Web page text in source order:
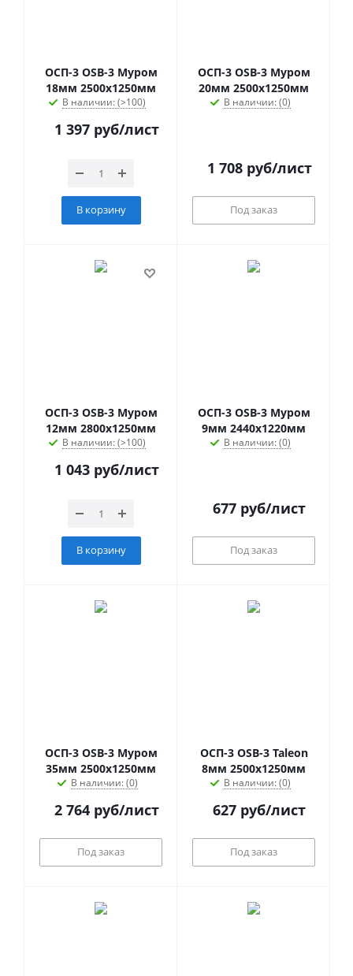
ОСП-3 OSB-3 Муром
18мм 2500х1250мм
В наличии: (>100)
1 397руб/лист
В корзину
ОСП-3 OSB-3 Муром
20мм 2500х1250мм
В наличии: (0)
1 708руб/лист
Под заказ
ОСП-3 OSB-3 Муром
12мм 2800х1250мм
В наличии: (>100)
1 043руб/лист
В корзину
ОСП-3 OSB-3 Муром
9мм 2440х1220мм
В наличии: (0)
677 руб/лист
Под заказ
ОСП-3 OSB-3 Муром
35мм 2500х1250мм
В наличии: (0)
2 764руб/лист
Под заказ
ОСП-3 OSB-3 Taleon
8мм 2500х1250мм
В наличии: (0)
627 руб/лист
Под заказ